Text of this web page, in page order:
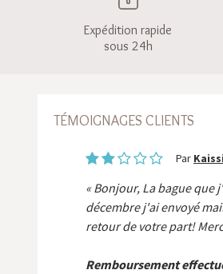
Expédition rapide
sous 24h
TÉMOIGNAGES CLIENTS
Par Kaissi
Bonjour, La bague que
décembre j'ai envoyé
retour de votre part!
Remboursement